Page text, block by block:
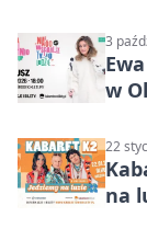
3
w
22
na